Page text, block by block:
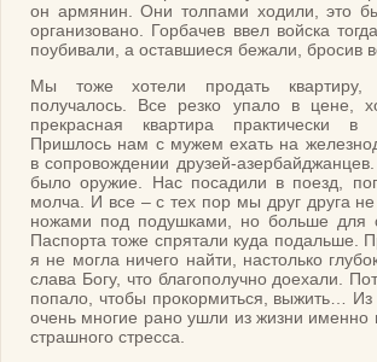
он армянин. Они толпами ходили, это
организовано. Горбачев ввел войска
поубивали, а оставшиеся бежали, бросив
Мы тоже хотели продать
получалось. Все резко упало в цене,
прекрасная квартира практически в
Пришлось нам с мужем ехать на
в сопровождении друзей-
было оружие. Нас посадили в поезд,
молча. И все – с тех пор мы друг друга
ножами под подушками, но больше для
Паспорта тоже спрятали куда подальше.
я не могла ничего найти, настолько
слава Богу, что благополучно доехали.
попало, чтобы прокормиться, выжить…
очень многие рано ушли из жизни именно
страшного стресса.